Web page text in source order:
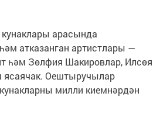
арасында
атказанган артистлары —
һәм Зөлфия Шакировлар, Илсөя
Оештыручылар
милли киемнәрдән